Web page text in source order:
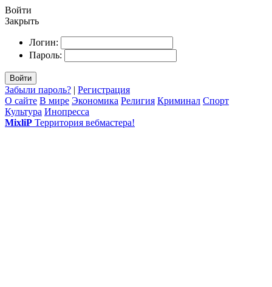
Войти
Закрыть
Логин:
Пароль:
Войти
Забыли пароль? | Регистрация
О сайте В мире Экономика Религия Криминал Спорт
Культура Инопресса
MixliP Территория вебмастера!